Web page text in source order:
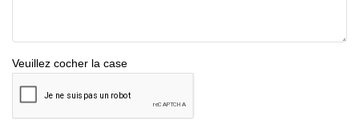
Veuillez cocher la case